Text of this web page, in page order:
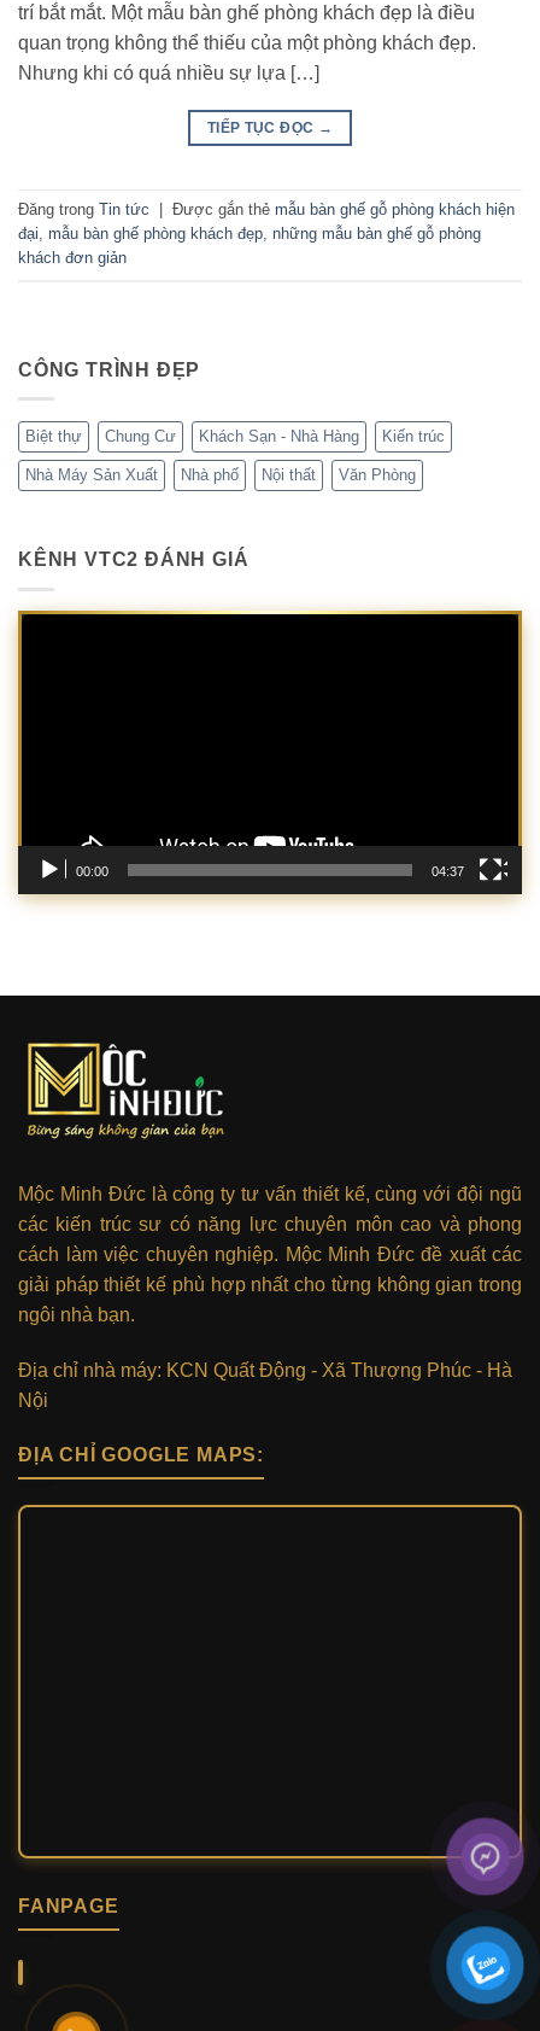
trí bắt mắt. Một mẫu bàn ghế phòng khách đẹp là điều
quan trọng không thể thiếu của một phòng khách đẹp.
Nhưng khi có quá nhiều sự lựa […]
TIẾP TỤC ĐỌC →
Đăng trong Tin tức Được gắn thẻ mẫu bàn ghế gỗ phòng khách hiện
đại, mẫu bàn ghế phòng khách đẹp, những mẫu bàn ghế gỗ phòng
khách đơn giản
CÔNG TRÌNH ĐẸP
Biệt thự Chung Cư Khách Sạn - Nhà Hàng Kiến trúc
Nhà Máy Sản Xuất Nhà phố Nội thất Văn Phòng
KÊNH VTC2 ĐÁNH GIÁ
Trình
00:00 04:37
Mộc Minh Đức là công ty tư vấn thiết kế, cùng với đội ngũ
các kiến trúc sư có năng lực chuyên môn cao và phong
cách làm việc chuyên nghiệp. Mộc Minh Đức đề xuất các
giải pháp thiết kế phù hợp nhất cho từng không gian trong
ngôi nhà bạn.
Địa chỉ nhà máy: KCN Quất Động - Xã Thượng Phúc - Hà
Nội
ĐỊA CHỈ GOOGLE MAPS:
FANPAGE